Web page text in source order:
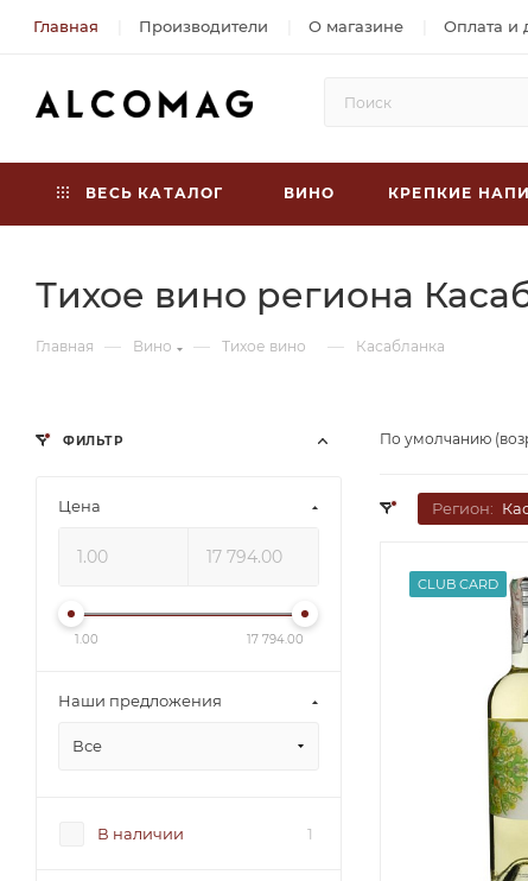
Главная Производители О магазине Оплата и
ВЕСЬ КАТАЛОГ ВИНО КРЕПКИЕ
Тихое вино региона
Главная — Вино — Тихое вино — Касабланка
По умолчанию
Регион:
CLUB CARD
ФИЛЬТР
Цена
1.00 17 794.00
Наши предложения
Все
В наличии 1